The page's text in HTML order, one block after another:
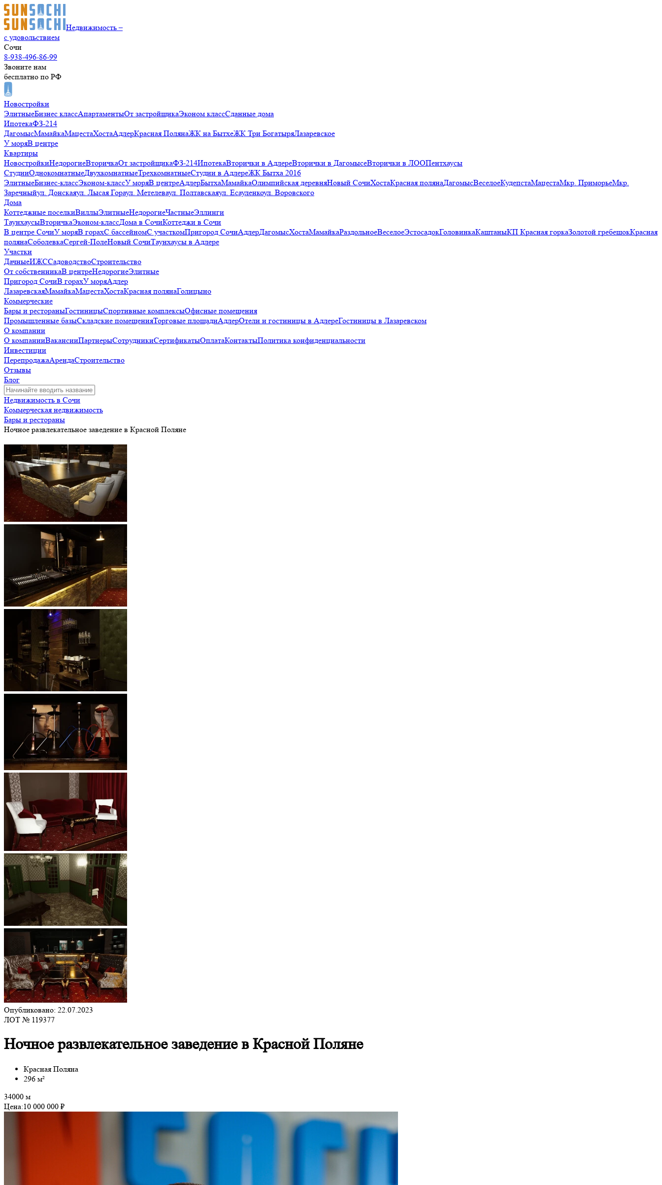
Недвижимость –
с удовольствием
Сочи
8-938-496-86-99
Звоните нам
бесплатно по РФ
Новостройки
ЭлитныеБизнес классАпартаментыОт застройщикаЭконом классСданные дома
ИпотекаФЗ-214
ДагомысМамайкаМацестаХостаАдлерКрасная ПолянаЖК на БытхеЖК Три БогатыряЛазаревское
У моряВ центре
Квартиры
НовостройкиНедорогиеВторичкаОт застройщикаФЗ-214ИпотекаВторички в АдлереВторички в ДагомысеВторички в ЛООПентхаусы
СтудииОднокомнатныеДвухкомнатныеТрехкомнатныеСтудии в АдлереЖК Бытха 2016
ЭлитныеБизнес-классЭконом-классУ моряВ центреАдлерБытхаМамайкаОлимпийская деревняНовый СочиХостаКрасная полянаДагомысВеселоеКудепстаМацестаМкр. ПриморьеМкр.
Заречныйул. Донскаяул. Лысая Гораул. Метелеваул. Полтавскаяул. Есауленкоул. Воровского
Дома
Коттеджные поселкиВиллыЭлитныеНедорогиеЧастныеЭллинги
ТаунхаусыВторичкаЭконом-классДома в СочиКоттеджи в Сочи
В центре СочиУ моряВ горахС бассейномС участкомПригород СочиАдлерДагомысХостаМамайкаРаздольноеВеселоеЭстосадокГоловинкаКаштаныКП Красная горкаЗолотой гребешокКрасная
полянаСоболевкаСергей-ПолеНовый СочиТаунхаусы в Адлере
Участки
ДачныеИЖССадоводствоСтроительство
От собственникаВ центреНедорогиеЭлитные
Пригород СочиВ горахУ моряАдлер
ЛазаревскаяМамайкаМацестаХостаКрасная полянаГолицыно
Коммерческие
Бары и рестораныГостиницыСпортивные комплексыОфисные помещения
Промышленные базыСкладские помещенияТорговые площадиАдлерОтели и гостиницы в АдлереГостиницы в Лазаревском
О компании
О компанииВакансииПартнерыСотрудникиСертификатыОплатаКонтактыПолитика конфиденциальности
Инвестиции
ПерепродажаАрендаСтроительство
Отзывы
Блог
Недвижимость в Сочи
Коммерческая недвижимость
Бары и рестораны
Ночное развлекательное заведение в Красной Поляне
Опубликовано: 22.07.2023
ЛОТ № 119377
Ночное развлекательное заведение в Красной Поляне
Красная Поляна
296 м²
34000 м
Цена:10 000 000 ₽